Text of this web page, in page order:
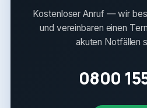
Kostenloser Anruf — wir
und vereinbaren einen
akuten Notfällen
0800